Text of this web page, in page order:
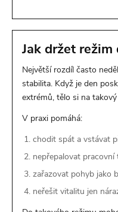
Jak držet
Největší rozdíl často
stabilita. Když je den
extrémů, tělo si na
V praxi pomáhá:
chodit spát a vstávat
nepřepalovat
zařazovat pohyb jako
neřešit vitalitu jen